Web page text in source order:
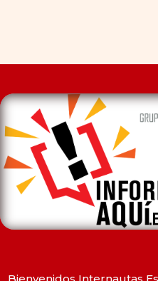
rentables e igual de eficaces
En su mayor parte, ambos
medicamentos funcionan de
la misma manera y tienen
perfiles de efectos
secundarios similares. ¿La
principal diferencia? El
comprar Cialisejerce
sus efectos hasta 4 veces